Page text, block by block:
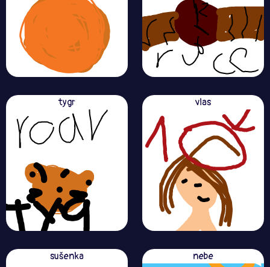
tygr vlas
sušenka nebe